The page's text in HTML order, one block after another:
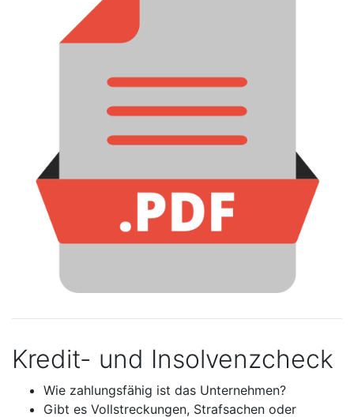
Kredit- und Insolvenzcheck
Wie zahlungsfähig ist das Unternehmen?
Gibt es Vollstreckungen, Strafsachen oder